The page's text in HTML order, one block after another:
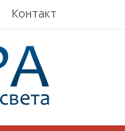
Контакт